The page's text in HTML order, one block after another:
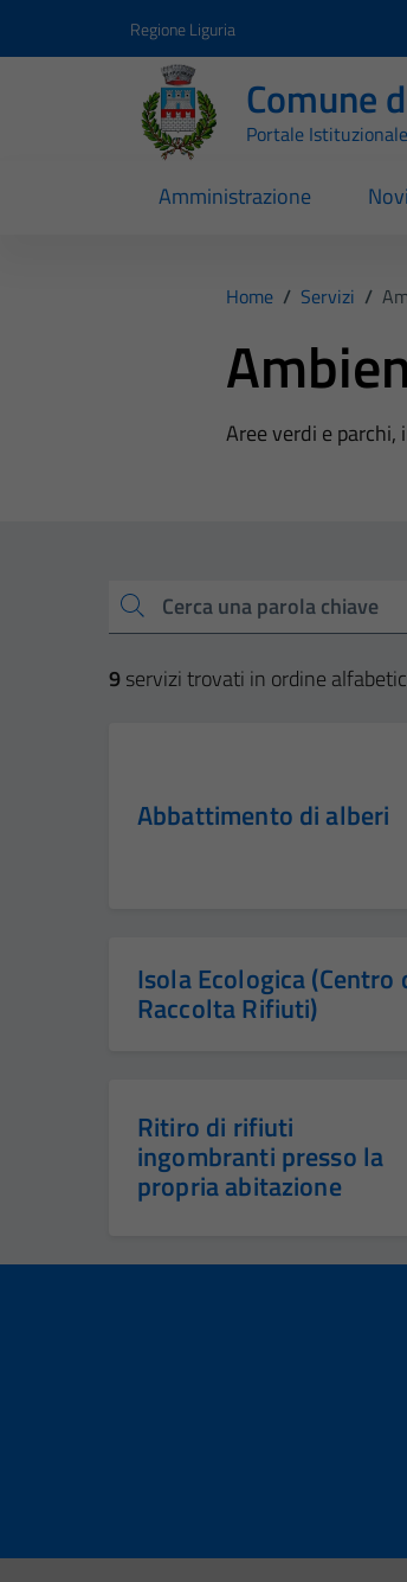
Regione Liguria
Comune
Portale Istituzionale
Amministrazione
Home / Servizi /
Aree verdi e
Cerca una parola chiave
9servizi trovati in ordine
Abbattimento di alberi
Isola Ecologica (Centro
Raccolta Rifiuti)
Ritiro di rifiuti
ingombranti presso la
propria abitazione